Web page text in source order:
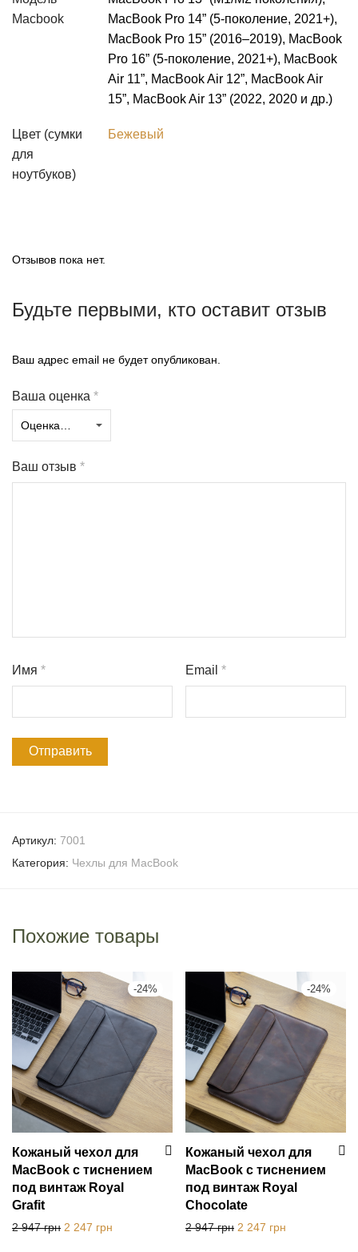
Macbook
MacBook Pro 14” (5‑поколение, 2021+),
MacBook Pro 15” (2016–2019), MacBook
Pro 16” (5‑поколение, 2021+), MacBook
Air 11”, MacBook Air 12”, MacBook Air
15”, MacBook Air 13” (2022, 2020 и др.)
Цвет (сумки
для
ноутбуков)
Бежевый
Отзывов пока нет.
Будьте первыми, кто оставит отзыв
Ваш адрес email не будет опубликован.
Ваша оценка *
Ваш отзыв *
Имя * Email*
Артикул: 7001
Категория: Чехлы для MacBook
Похожие товары
-24%
Кожаный чехол для
MacBook с тиснением
под винтаж Royal
Grafit
2 947грн Первоначальная цена составляла 2 947 грн.
2 247 грн Текущая цена: 2 247 грн.
-24%
Кожаный чехол для
MacBook с тиснением
под винтаж Royal
Chocolate
2 947грн Первоначальная цена
2 247 грн